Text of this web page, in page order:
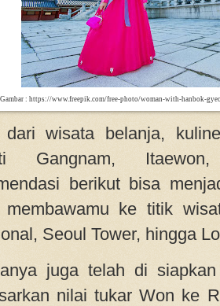
Gambar : https://www.freepik.com/free-photo/woman-with-hanbok-
dari wisata belanja,
Gangnam,
berikut bisa
membawamu ke titik
Seoul Tower, hingga
juga telah di
nilai tukar Won ke